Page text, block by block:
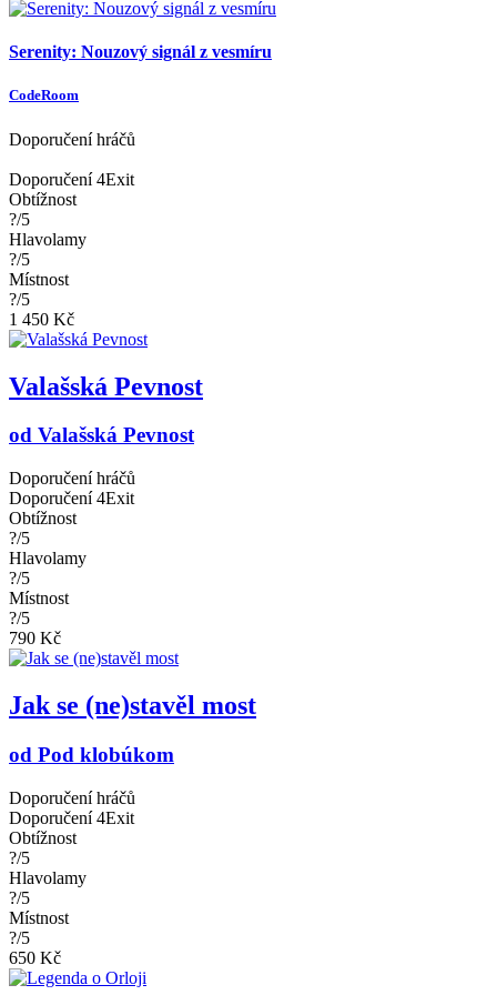
Serenity: Nouzový signál z vesmíru
CodeRoom
Doporučení hráčů
Doporučení 4Exit
Obtížnost
?/5
Hlavolamy
?/5
Místnost
?/5
1 450 Kč
Valašská Pevnost
od Valašská Pevnost
Doporučení hráčů
Doporučení 4Exit
Obtížnost
?/5
Hlavolamy
?/5
Místnost
?/5
790 Kč
Jak se (ne)stavěl most
od Pod klobúkom
Doporučení hráčů
Doporučení 4Exit
Obtížnost
?/5
Hlavolamy
?/5
Místnost
?/5
650 Kč